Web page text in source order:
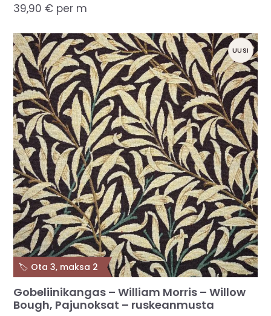
39,90 € per m
Gobeliinikangas – William Morris – Willow
Bough, Pajunoksat – ruskeanmusta
UUSI
🏷️ Ota 3, maksa 2